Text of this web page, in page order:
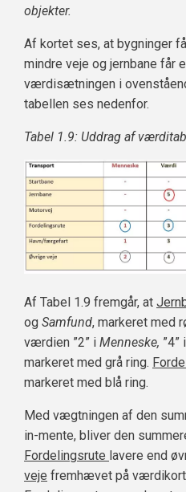
objekter.
Af kortet ses, at bygninger
mindre veje og jernbane får
værdisætningen i
tabellen ses nedenfor.
Tabel 1.9: Uddrag af
Af Tabel 1.9 fremgår, at
og Samfund, markeret med
værdien ”2” i Menneske, ”4” i
markeret med grå ring.
markeret med blå ring.
Med vægtningen af den
in-mente, bliver den
Fordelingsrute lavere end
veje fremhævet på